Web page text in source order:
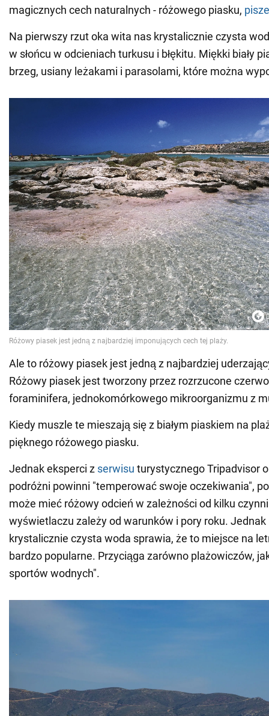
magicznych cech naturalnych - różowego piasku, pisze
Na pierwszy rzut oka wita nas krystalicznie czysta
w słońcu w odcieniach turkusu i błękitu. Miękki biały
brzeg, usiany leżakami i parasolami, które można
Ale to różowy piasek jest jedną z najbardziej
Różowy piasek jest tworzony przez rozrzucone
foraminifera, jednokomórkowego mikroorganizmu z
Kiedy muszle te mieszają się z białym piaskiem na
pięknego różowego piasku.
Jednak eksperci z serwisu turystycznego Tripadvisor
podróżni powinni "temperować swoje oczekiwania",
może mieć różowy odcień w zależności od kilku
wyświetlaczu zależy od warunków i pory roku.
krystalicznie czysta woda sprawia, że to miejsce na
bardzo popularne. Przyciąga zarówno plażowiczów,
sportów wodnych".